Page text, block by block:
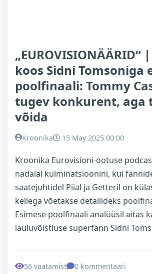
„EUROVISIONÄÄRID“
koos Sidni Tomsoniga
poolfinaali: Tommy
tugev konkurent, aga
võida
Kroonika 15 May 2025 00:00
Kroonika Eurovisioni-ootuse
nädalal kulminatsioonini, kui
saatejuhtidel Piial ja Getteril on
kellega võetakse detailideks
Esimese poolfinaali analüüsil aitas
lauluvõistluse superfänn Sidni
56 vaatamist 0 kommentaari